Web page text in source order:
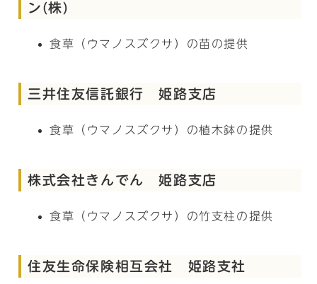
ン(株)
食草（ウマノスズクサ）の苗の提供
三井住友信託銀行 姫路支店
食草（ウマノスズクサ）の植木鉢の提供
株式会社きんでん 姫路支店
食草（ウマノスズクサ）の竹支柱の提供
住友生命保険相互会社 姫路支社